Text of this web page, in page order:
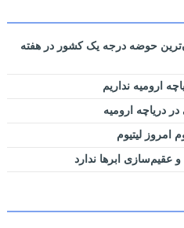
حوضه‌ درجه یک کشور در هفته
ارومیه نداریم
دریاچه ارومیه
امروز لیتیوم
عقیم‌سازی ابرها ندارد